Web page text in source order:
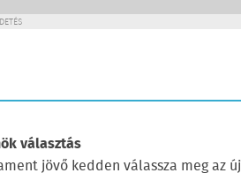
választás
jövő kedden válassza meg az új